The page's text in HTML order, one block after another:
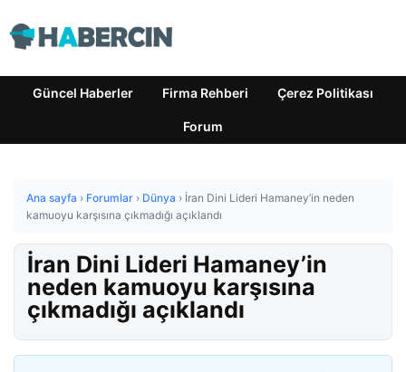
Güncel Haberler Firma Rehberi Çerez Politikası
Forum
Ana sayfa › Forumlar › Dünya › İran Dini Lideri Hamaney’in neden
kamuoyu karşısına çıkmadığı açıklandı
İran Dini Lideri Hamaney’in
neden kamuoyu karşısına
çıkmadığı açıklandı